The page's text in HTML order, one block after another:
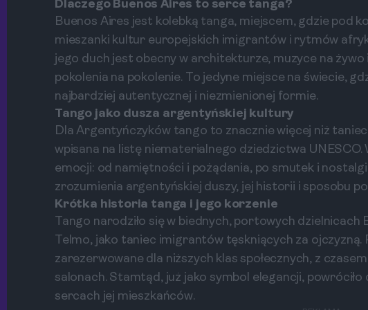
Dlaczego Buenos Aires to serce tanga?
Buenos Aires jest kolebką tanga, miejscem, gdzie pod
mieszanki kultur europejskich imigrantów i rytmów
jego duch jest obecny w architekturze, muzyce na
pokolenia na pokolenie. To jedyne miejsce na świecie,
najbardziej autentycznej i niezmienionej formie.
Tango jako dusza argentyńskiej kultury
Dla Argentyńczyków tango to znacznie więcej niż
wpisana na listę niematerialnego dziedzictwa UNESCO.
emocji: od namiętności i pożądania, po smutek i
zrozumienia argentyńskiej duszy, jej historii i sposobu
Krótka historia tanga i jego korzenie
Tango narodziło się w biednych, portowych dzielnicach
Telmo, jako taniec imigrantów tęskniących za
zarezerwowane dla niższych klas społecznych, z
salonach. Stamtąd, już jako symbol elegancji,
sercach jej mieszkańców.